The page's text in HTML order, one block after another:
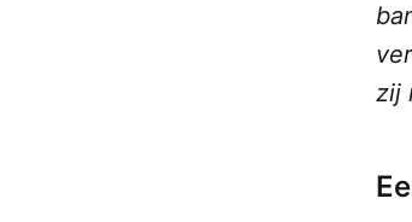
zij